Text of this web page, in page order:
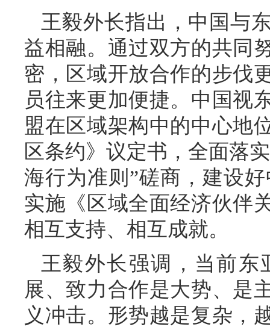
王毅外长指出，中国与
益相融。通过双方的共同
密，区域开放合作的步伐
员往来更加便捷。中国视
盟在区域架构中的中心地
区条约》议定书，全面落
海行为准则”磋商，建设
实施《区域全面经济伙伴
相互支持、相互成就。
王毅外长强调，当前东
展、致力合作是大势、是
义冲击。形势越是复杂，